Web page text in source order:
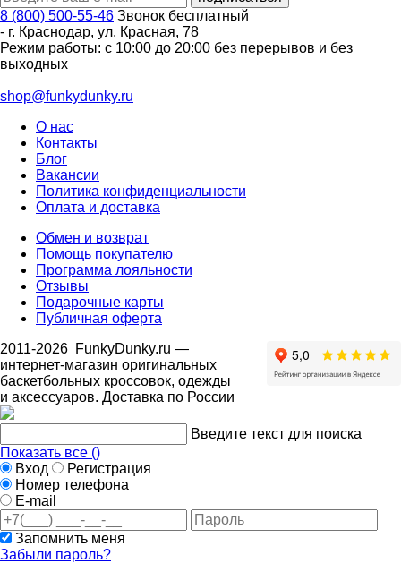
8 (800) 500-55-46 Звонок бесплатный
- г. Краснодар, ул. Красная, 78
Режим работы: с 10:00 до 20:00 без перерывов и без
выходных
shop@funkydunky.ru
О нас
Контакты
Блог
Вакансии
Политика конфиденциальности
Оплата и доставка
Обмен и возврат
Помощь покупателю
Программа лояльности
Отзывы
Подарочные карты
Публичная оферта
2011-2026 FunkyDunky.ru —
интернет-магазин оригинальных
баскетбольных кроссовок, одежды
и аксессуаров. Доставка по России
Введите текст для поиска
Показать все ()
Вход
Регистрация
Номер телефона
E-mail
Запомнить меня
Забыли пароль?